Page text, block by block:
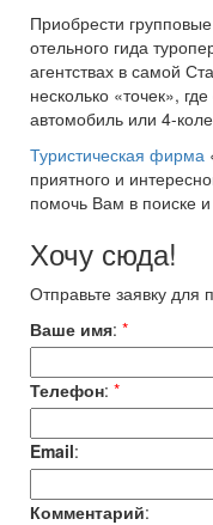
Приобрести
отельного гида
агентствах в самой
несколько «точек»,
автомобиль или 4-
Туристическая фирма
приятного и
помочь Вам в поиске
Хочу сюда!
Отправьте заявку для
Ваше имя: *
Телефон: *
Email:
Комментарий: